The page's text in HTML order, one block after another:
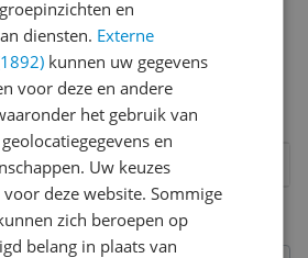
je iedere maand kans op
actievoorwaarden.
7
5
Vraag 1 van 4
en
diensten. Externe
kunnen uw gegevens
voor deze en andere
het gebruik van
en
Uw keuzes
deze website. Sommige
zich beroepen op
belang in plaats van